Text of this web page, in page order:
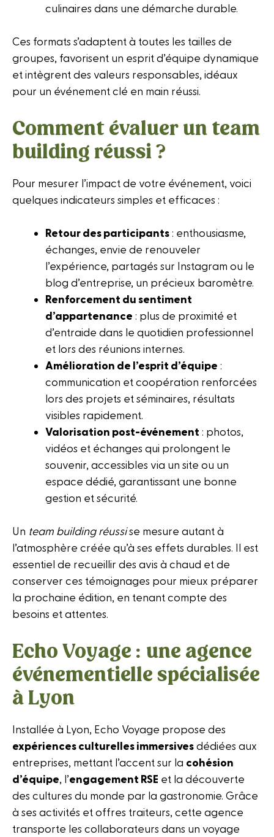
culinaires dans une démarche durable.
Ces formats s’adaptent à toutes les tailles de
groupes, favorisent un esprit d’équipe dynamique
et intègrent des valeurs responsables, idéaux
pour un événement clé en main réussi.
Comment évaluer un team
building réussi ?
Pour mesurer l’impact de votre événement, voici
quelques indicateurs simples et efficaces :
Retour des participants: enthousiasme,
échanges, envie de renouveler
l’expérience, partagés sur Instagram ou le
blog d’entreprise, un précieux baromètre.
Renforcement du sentiment
d’appartenance : plus de proximité et
d’entraide dans le quotidien professionnel
et lors des réunions internes.
Amélioration de l’esprit d’équipe :
communication et coopération renforcées
lors des projets et séminaires, résultats
visibles rapidement.
Valorisation post-événement : photos,
vidéos et échanges qui prolongent le
souvenir, accessibles via un site ou un
espace dédié, garantissant une bonne
gestion et sécurité.
Un team building réussise mesure autant à
l’atmosphère créée qu’à ses effets durables. Il est
essentiel de recueillir des avis à chaud et de
conserver ces témoignages pour mieux préparer
la prochaine édition, en tenant compte des
besoins et attentes.
Echo Voyage : une agence
événementielle spécialisée
à Lyon
Installée à Lyon, Echo Voyage propose des
expériences culturelles immersivesdédiées aux
entreprises, mettant l’accent sur la cohésion
d’équipe, l’engagement RSE et la découverte
des cultures du monde par la gastronomie. Grâce
à ses activités et offres traiteurs, cette agence
transporte les collaborateurs dans un voyage